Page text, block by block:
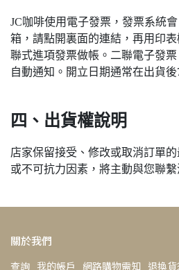
JC咖啡使用電子發票，發票系統
箱，請點開裏面的連結，再用印
聯式進項發票做帳。二聯電子發
自動通知。開立日期通常在出貨
四、出貨權說明
店家保留接受、修改或取消訂單
或不可抗力因素，將主動與您聯繫
關於我們
查詢 我的帳戶 網路購物需知 退換